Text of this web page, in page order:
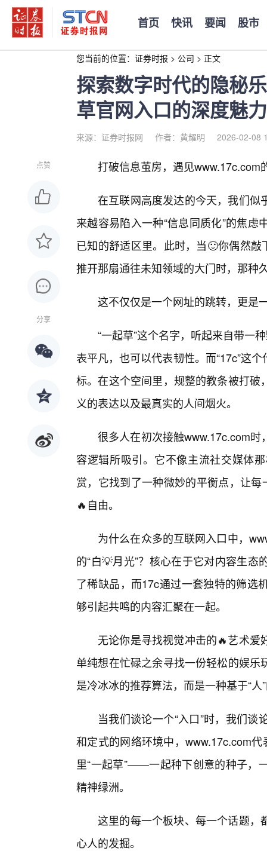
首页 快讯 要闻 股市
您当前的位置： 证券时报 > 公司 > 正文
探索数字时代的隐秘
草官网入口的深度魅
来源：证券时报网 作者：黄耀明 2026-02-08
点赞
分享
打破信息茧房，遇见www.17c.com
在互联网高度发达的今天，我们似
来越容易陷入一种“信息同质化”的焦
已知的舒适区里。此时，当🙂你偶然敲
推开那扇通往未知领域的大门时，那种
这不仅仅是一个网址的跳转，更是
“一起草”这个名字，听起来自带一
表平凡，也可以代表韧性。而“17c”这
标。在这个空间里，规整的教条被打
义的表达以及最真实的人间烟火。
很多人在初次接触www.17c.com
容逻辑所吸引。它不像主流社交媒体
赏，它找到了一种微妙的平衡点，让
🔥自由。
为什么在众多的互联网入口中，
的“白💡月光”？核心在于它对内容生
了稀缺品，而17c通过一套独特的筛选
够引起共鸣的内容汇聚在一起。
无论你是寻找视觉冲击的🔥艺术
单纯想在忙碌之余寻找一份轻松的娱
是冷冰冰的推荐算法，而是一种基于“人
当我们谈论一个“入口”时，我们
和定式的网络环境中，www.17c.com
里“一起草”——一起种下创意的种子，
精神绿洲。
这里的每一个板块、每一个话题，
心人的发掘。